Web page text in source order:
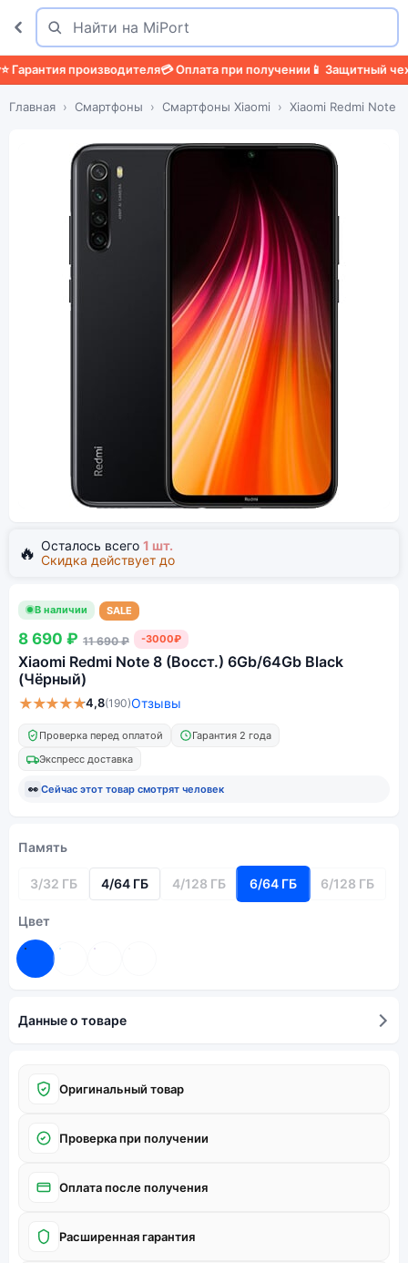
Поиск
Найти
производителя💳 Оплата при получении📱 Защитный чехол🛡️
Главная Смартфоны Смартфоны Xiaomi Xiaomi Redmi Note
🔥 Осталось всего 1 шт.
Скидка действует до
В наличии SALE
8 690 ₽ 11 690 ₽ -3000₽
Xiaomi Redmi Note 8 (Восст.) 6Gb/64Gb Black
(Чёрный)
★★★★★4,8(190)Отзывы
Проверка перед оплатой
Гарантия 2 года
Экспресс доставка
👀 Сейчас этот товар смотрят человек
Память
3/32 ГБ 4/64 ГБ 4/128 ГБ 6/64 ГБ 6/128 ГБ
Цвет
Данные о товаре
Оригинальный товар
Проверка при получении
Оплата после получения
Расширенная гарантия